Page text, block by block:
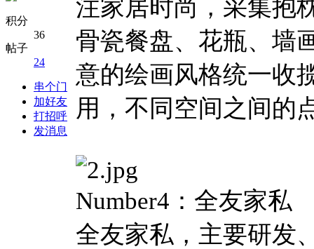
积分
36
帖子
24
串个门
加好友
打招呼
发消息
注家居时尚，采集抱
骨瓷餐盘、花瓶、墙
意的绘画风格统一收
用，不同空间之间的
Number4：全友家私
全友家私，主要研发